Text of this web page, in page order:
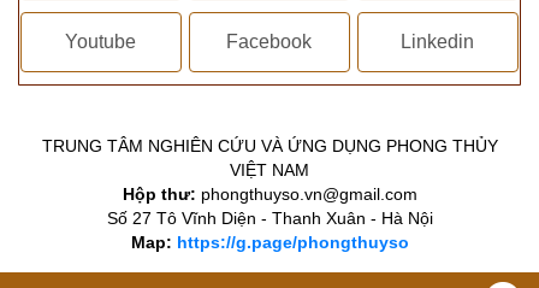
Youtube Facebook Linkedin
TRUNG TÂM NGHIÊN CỨU VÀ ỨNG DỤNG PHONG THỦY
VIỆT NAM
Hộp thư: phongthuyso.vn@gmail.com
Số 27 Tô Vĩnh Diện - Thanh Xuân - Hà Nội
Map: https://g.page/phongthuyso